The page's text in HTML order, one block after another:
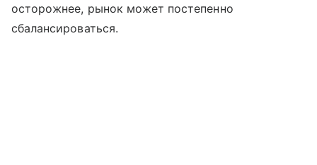
осторожнее, рынок может постепенно
сбалансироваться.